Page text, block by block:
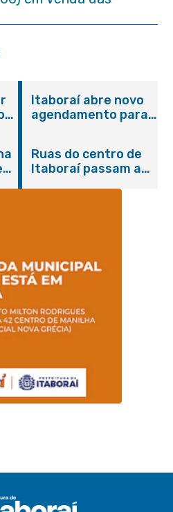
e
Itaboraí abre novo
agendamento para
Ruas do centro de
Itaboraí passam a